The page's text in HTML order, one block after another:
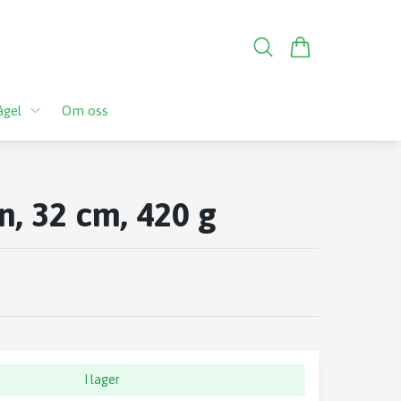
Om oss
32 cm, 420 g
I lager